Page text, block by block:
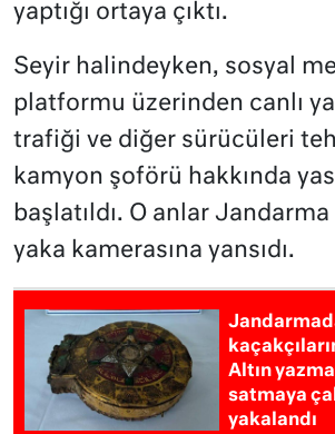
yaptığı ortaya çıktı.
Seyir halindeyken, sosyal
platformu üzerinden canlı
trafiği ve diğer sürücüleri
kamyon şoförü hakkında
başlatıldı. O anlar
yaka kamerasına yansıdı.
Altın yazma
satmaya
yakalandı